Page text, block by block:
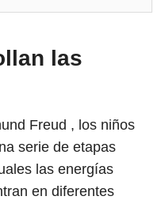
las
Freud , los niños
serie de etapas
las energías
en diferentes